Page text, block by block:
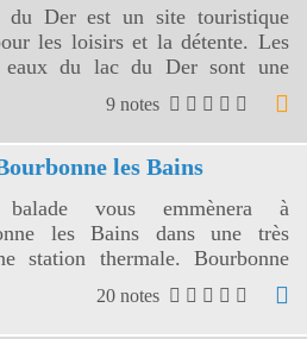
Der est un site touristique
les loisirs et la détente. Les
eaux du lac du Der sont une
pour de nombreux oiseaux
9 notes
les Bains
balade vous emmènera à
les Bains dans une très
station thermale. Bourbonne
est une petite ville d'environ
entourée de prairies et de
20 notes